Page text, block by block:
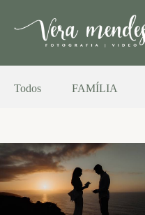
Todos FAMÍLIA